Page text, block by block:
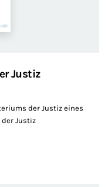
Justiz
der Justiz eines
Justiz